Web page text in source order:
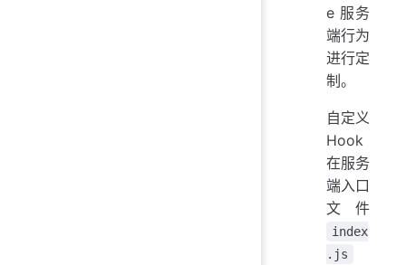
e 服务
端行为
进行定
制。
自定义
Hook
在服务
端入口
文件
index
.js